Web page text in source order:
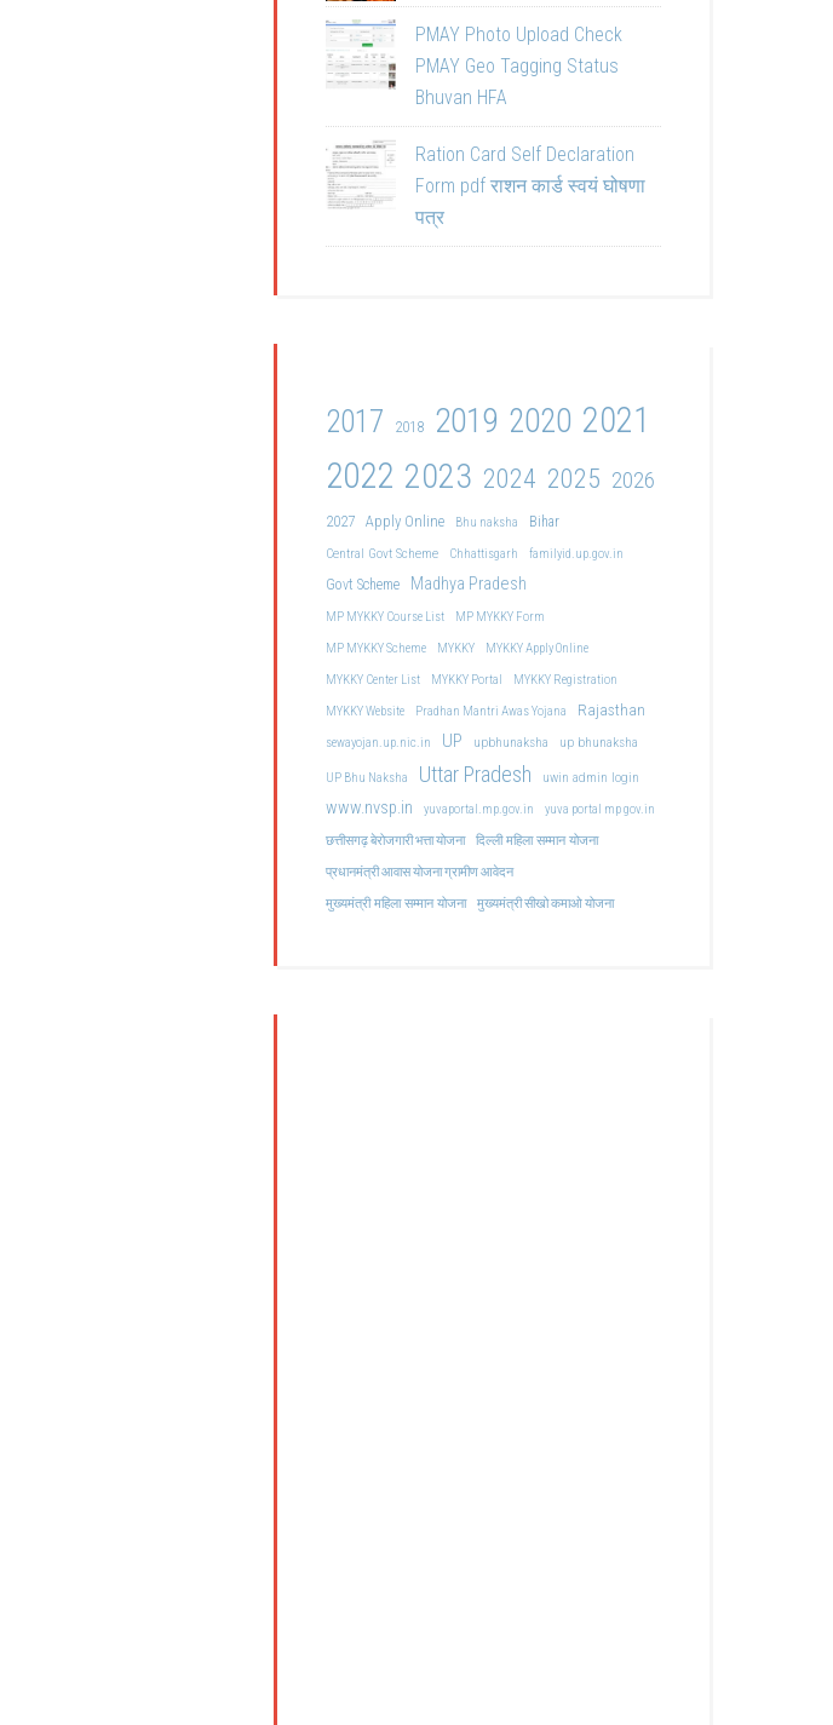
PMAY Photo Upload Check
PMAY Geo Tagging Status
Bhuvan HFA
Ration Card Self Declaration
Form pdf राशन कार्ड स्वयं घोषणा
पत्र
2017 2018 2019 2020 2021
2022 2023 2024 2025 2026
2027 Apply Online Bhu naksha
Bihar
Central Govt Scheme
Chhattisgarh familyid.up.gov.in
Govt Scheme Madhya Pradesh
MP MYKKY Course List
MP MYKKY Form
MP MYKKY Scheme
MYKKY
MYKKY Apply Online
MYKKY Center List
MYKKY Portal
MYKKY Registration
MYKKY Website
Pradhan Mantri Awas Yojana Rajasthan
sewayojan.up.nic.in UP upbhunaksha up bhunaksha
UP Bhu Naksha Uttar Pradesh uwin admin login
www.nvsp.in yuvaportal.mp.gov.in
yuva portal mp gov.in
छत्तीसगढ़ बेरोजगारी भत्ता योजना
दिल्ली महिला सम्मान योजना
प्रधानमंत्री आवास योजना ग्रामीण आवेदन
मुख्यमंत्री महिला सम्मान योजना मुख्यमंत्री सीखो कमाओ योजना